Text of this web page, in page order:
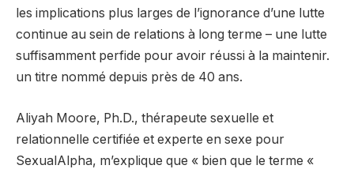
les implications plus larges de l’ignorance d’une lutte
continue au sein de relations à long terme – une lutte
suffisamment perfide pour avoir réussi à la maintenir.
un titre nommé depuis près de 40 ans.
Aliyah Moore, Ph.D., thérapeute sexuelle et
relationnelle certifiée et experte en sexe pour
SexualAlpha, m’explique que « bien que le terme «